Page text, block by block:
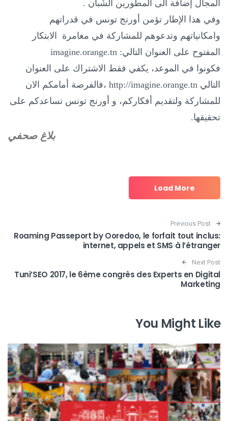
المجال إضافة الى المطورين الشّبان .
وفي هذا الإطار تؤمن أورنج تونس في قدراتهم
وامكانياتهم وتدعوهم للمشاركة في مغامرة الابتكار
المفتوح على العنوان التالي:
imagine.orange.tn
فكونوا في الموعد، يكفي فقط الاشتراك على العنوان
التالي http://imagine.orange.tn ،فالفرصة أمامكم الان
للمشاركة ولتقديم أفكاركم، و أورنج تونس تساعدكم على
تحقيقها.
بلاغ صحفي
Load More
Post navigation
Previous Post
Roaming Passeport by Ooredoo, le forfait tout inclus:
internet, appels et SMS à l’étranger
Next Post
Tuni’SEO 2017, le 6ème congrès des Experts en Digital
Marketing
You Might Like